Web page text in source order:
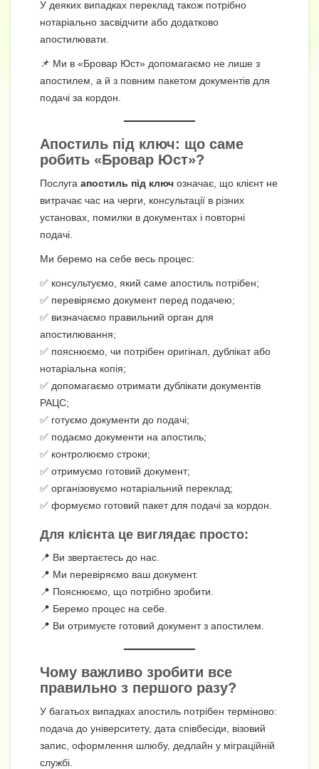
У деяких випадках переклад також потрібно
нотаріально засвідчити або додатково
апостилювати.
📌 Ми в «Бровар Юст» допомагаємо не лише з
апостилем, а й з повним пакетом документів для
подачі за кордон.
Апостиль під ключ: що саме
робить «Бровар Юст»?
Послуга апостиль під ключ означає, що клієнт не
витрачає час на черги, консультації в різних
установах, помилки в документах і повторні
подачі.
Ми беремо на себе весь процес:
✅ консультуємо, який саме апостиль потрібен;
✅ перевіряємо документ перед подачею;
✅ визначаємо правильний орган для
апостилювання;
✅ пояснюємо, чи потрібен оригінал, дублікат або
нотаріальна копія;
✅ допомагаємо отримати дублікати документів
РАЦС;
✅ готуємо документи до подачі;
✅ подаємо документи на апостиль;
✅ контролюємо строки;
✅ отримуємо готовий документ;
✅ організовуємо нотаріальний переклад;
✅ формуємо готовий пакет для подачі за кордон.
Для клієнта це виглядає просто:
📍 Ви звертаєтесь до нас.
📍 Ми перевіряємо ваш документ.
📍 Пояснюємо, що потрібно зробити.
📍 Беремо процес на себе.
📍 Ви отримуєте готовий документ з апостилем.
Чому важливо зробити все
правильно з першого разу?
У багатьох випадках апостиль потрібен терміново:
подача до університету, дата співбесіди, візовий
запис, оформлення шлюбу, дедлайн у міграційній
службі.